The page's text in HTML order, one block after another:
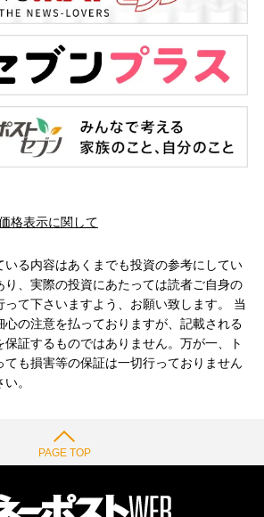
格表示に関して
いる内容はあくまでも投資の参考にしてい
り、実際の投資にあたっては読者ご自身の
って下さいますよう、お願い致します。 当
の注意を払っておりますが、記載される
証するものではありません。万が一、ト
ても損害等の保証は一切行っておりません
。
PAGE TOP